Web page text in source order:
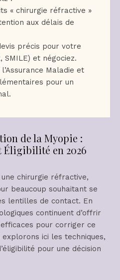
« chirurgie réfractive »
aux délais de
précis pour votre
SMILE) et négociez.
Maladie et
pour un
de la Myopie :
Éligibilité en 2026
chirurgie réfractive,
beaucoup souhaitant se
lentilles de contact. En
continuent d’offrir
pour corriger ce
ici les techniques,
pour une décision